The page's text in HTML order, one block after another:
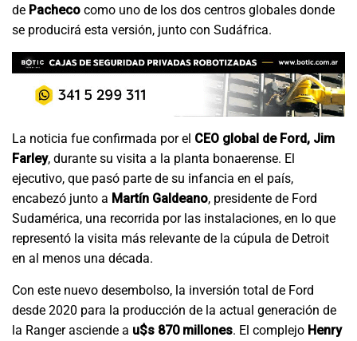
de Pacheco como uno de los dos centros globales donde
se producirá esta versión, junto con Sudáfrica.
La noticia fue confirmada por el CEO global de Ford, Jim
Farley, durante su visita a la planta bonaerense. El
ejecutivo, que pasó parte de su infancia en el país,
encabezó junto a Martín Galdeano, presidente de Ford
Sudamérica, una recorrida por las instalaciones, en lo que
representó la visita más relevante de la cúpula de Detroit
en al menos una década.
Con este nuevo desembolso, la inversión total de Ford
desde 2020 para la producción de la actual generación de
la Ranger asciende a u$s 870 millones. El complejo Henry